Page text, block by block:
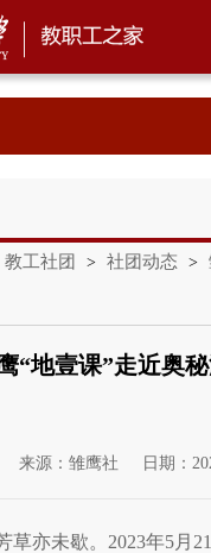
教工社团 > 社团动态 >
“地壹课”走近奥
来源：雏鹰社 日期：
草亦未歇。2023年5月